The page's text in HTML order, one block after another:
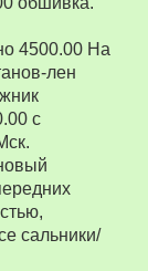
4500.00 На
лен
с
сальники/